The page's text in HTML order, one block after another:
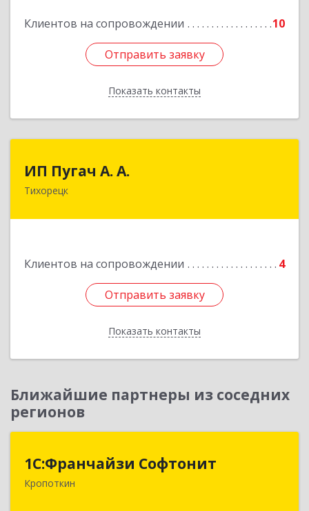
Клиентов на сопровождении 10
Отправить заявку
Показать контакты
Отправить заявку
Назад
ИП Пугач А. А.
Тихорецк
Клиентов на сопровождении 4
Отправить заявку
Показать контакты
352114, Краснодарский край, Тихорецкий р-н,
Подробнее
Отправить заявку
Назад
Ближайшие партнеры из соседних
регионов
1С:Франчайзи Софтонит
Кропоткин
1С:Франчайзи Софтонит
352380, Краснодарский край, Кавказский р-н,